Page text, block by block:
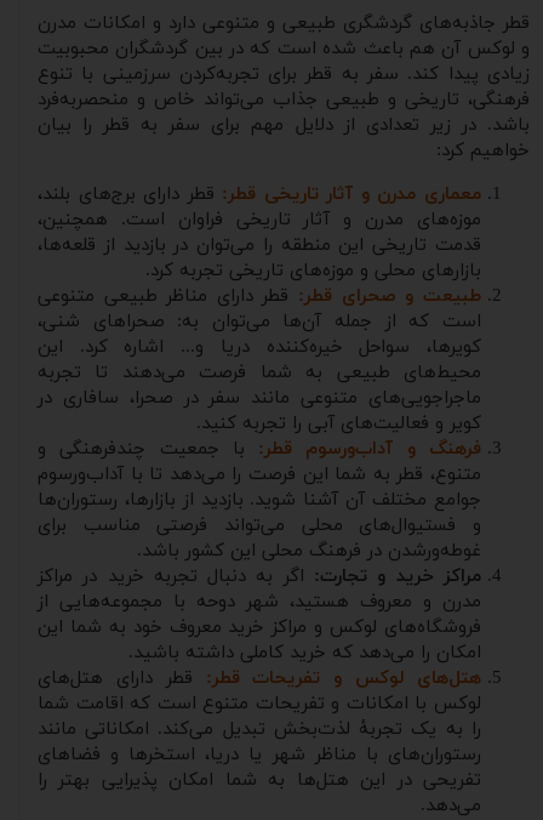
قطر جاذبه‌های گردشگری طبیعی و متنوعی دارد و امکانات مدرن
و لوکس آن هم باعث شده است که در بین گردشگران محبوبیت
زیادی پیدا کند. سفر به قطر برای تجربه‌کردن سرزمینی با تنوع
فرهنگی، تاریخی و طبیعی جذاب می‌تواند خاص و منحصربه‌فرد
باشد. در زیر تعدادی از دلایل مهم برای سفر به قطر را بیان
خواهیم کرد:
معماری مدرن و آثار تاریخی قطر: قطر دارای برج‌های بلند،
موزه‌های مدرن و آثار تاریخی فراوان است. همچنین،
قدمت تاریخی این منطقه را می‌توان در بازدید از قلعه‌ها،
بازارهای محلی و موزه‌های تاریخی تجربه کرد.
طبیعت و صحرای قطر: قطر دارای مناظر طبیعی متنوعی
است که از جمله آن‌ها می‌توان به: صحراهای شنی،
کویرها، سواحل خیره‌کننده دریا و... اشاره کرد. این
محیط‌های طبیعی به شما فرصت می‌دهند تا تجربه
ماجراجویی‌های متنوعی مانند سفر در صحرا، سافاری در
کویر و فعالیت‌های آبی را تجربه کنید.
فرهنگ و آداب‌ورسوم قطر: با جمعیت چندفرهنگی و
متنوع، قطر به شما این فرصت را می‌دهد تا با آداب‌ورسوم
جوامع مختلف آن آشنا شوید. بازدید از بازارها، رستوران‌ها
و فستیوال‌های محلی می‌تواند فرصتی مناسب برای
غوطه‌ورشدن در فرهنگ محلی این کشور باشد.
مراکز خرید و تجارت: اگر به دنبال تجربه خرید در مراکز
مدرن و معروف هستید، شهر دوحه با مجموعه‌هایی از
فروشگاه‌های لوکس و مراکز خرید معروف خود به شما این
امکان را می‌دهد که خرید کاملی داشته باشید.
هتل‌های لوکس و تفریحات قطر: قطر دارای هتل‌های
لوکس با امکانات و تفریحات متنوع است که اقامت شما
را به یک تجربهٔ لذت‌بخش تبدیل می‌کند. امکاناتی مانند
رستوران‌های با مناظر شهر یا دریا، استخرها و فضاهای
تفریحی در این هتل‌ها به شما امکان پذیرایی بهتر را
می‌دهد.